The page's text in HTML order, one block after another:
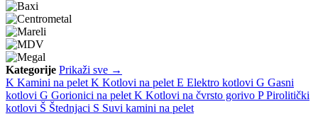
Kategorije Prikaži sve →
K Kamini na pelet K Kotlovi na pelet E Elektro kotlovi G Gasni
kotlovi G Gorionici na pelet K Kotlovi na čvrsto gorivo P Pirolitički
kotlovi Š Štednjaci S Suvi kamini na pelet